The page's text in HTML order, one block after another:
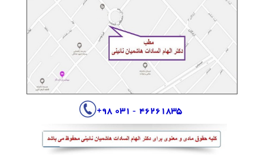
46261835
- 031 98
+